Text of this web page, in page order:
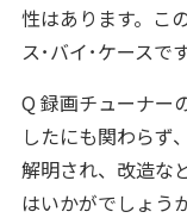
性はあります。こ
ス･バイ･ケースで
Q 録画チューナー
したにも関わらず
解明され、改造な
はいかがでしょう